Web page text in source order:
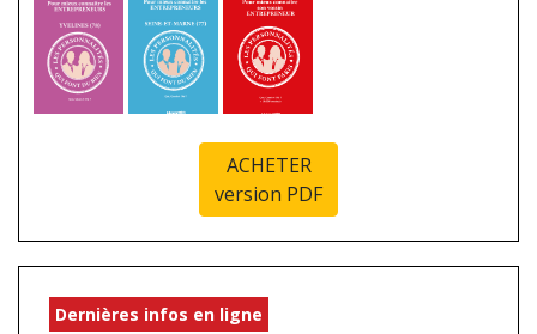
ACHETER
version PDF
Dernières infos en ligne